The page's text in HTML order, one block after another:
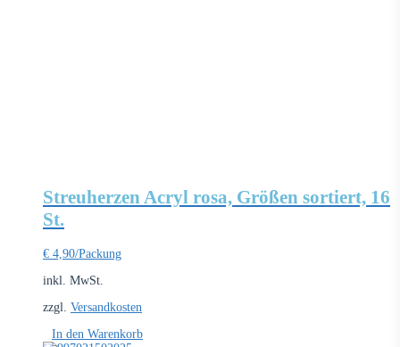
Streuherzen Acryl rosa, Größen sortiert, 16
St.
€ 4,90/Packung
inkl. MwSt.
zzgl. Versandkosten
In den Warenkorb